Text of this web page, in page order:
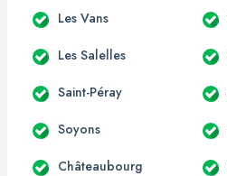
Les Vans
Les Salelles
Saint-Péray
Soyons
Châteaubourg